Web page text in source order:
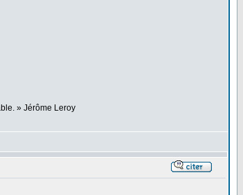
» Jérôme Leroy